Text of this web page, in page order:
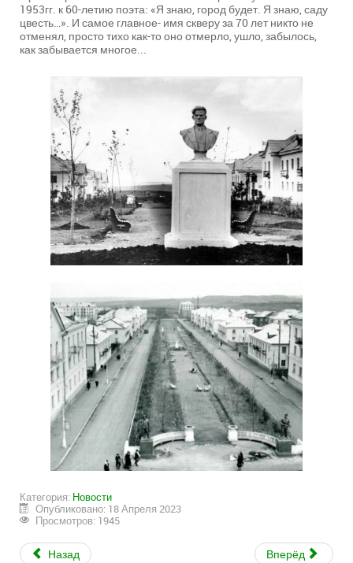
1953гг. к 60-летию поэта: «Я знаю, город будет. Я знаю, саду
цвесть…». И самое главное- имя скверу за 70 лет никто не
отменял, просто тихо как-то оно отмерло, ушло, забылось,
как забывается многое...
Категория: Новости
Опубликовано: 18 Апреля 2023
Просмотров: 1945
Назад Вперёд